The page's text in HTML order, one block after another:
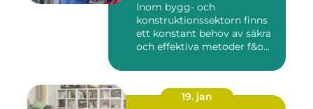
Inom bygg- och
konstruktionssektorn finns
ett konstant behov av säkra
och effektiva metoder f&o...
19. jan